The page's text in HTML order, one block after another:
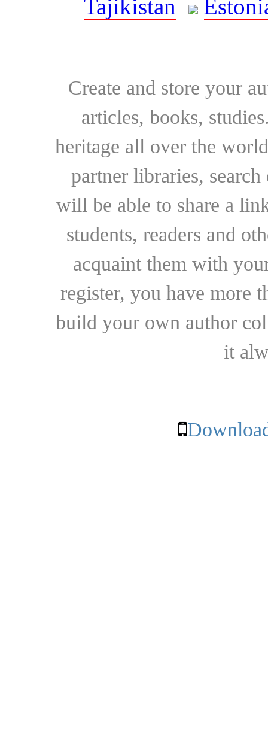
Tajikistan
Create and store your
articles, books,
heritage all over the
partner libraries,
will be able to share a
students, readers and
acquaint them with
register, you have more
build your own author
it